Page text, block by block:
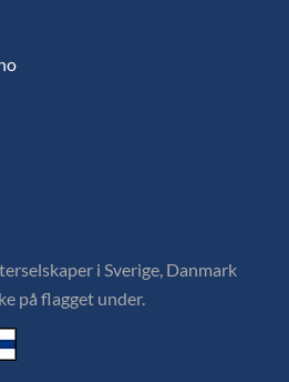
i Sverige, Danmark
på flagget under.